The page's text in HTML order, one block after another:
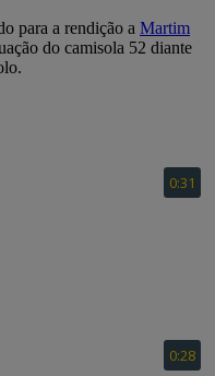
para a rendição a Martim
do camisola 52 diante